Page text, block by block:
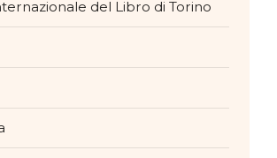
del Libro di Torino